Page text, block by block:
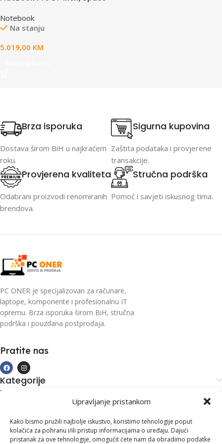
Upravljanje pristankom
Kako bismo pružili najbolje iskustvo, koristimo tehnologije poput
kolačića za pohranu i/ili pristup informacijama o uređaju. Dajući
pristanak za ove tehnologije, omogućit ćete nam da obradimo podatke
10C CPU 10C GPU,24GB
unified memory,70W USB-C
storage,Thunderbolt / USB 4
Notebook
Na stanju
5.019,00 KM
Brza isporuka
Dostava širom BiH u najkraćem
roku.
Sigurna kupovina
Zaštita podataka i provjerene
transakcije.
Provjerena kvaliteta
Odabrani proizvodi renomiranih
brendova.
Stručna podrška
Pomoć i savjeti iskusnog tima.
PC ONER je specijalizovan za računare,
laptope, komponente i profesionalnu IT
opremu. Brza isporuka širom BiH, stručna
podrška i pouzdana postprodaja.
Pratite nas
Kategorije
Kupovina i podrška
Kontakt informacije
Branilaca Bosne, 75 300 Lukavac